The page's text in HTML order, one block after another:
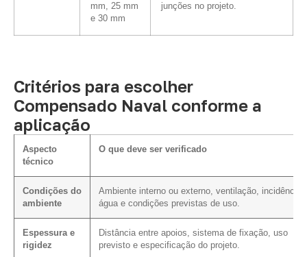
mm, 25 mm
e 30 mm
junções no projeto.
Critérios para escolher
Compensado Naval conforme a
aplicação
Aspecto
técnico
O que deve ser verificado
Condições do
ambiente
Ambiente interno ou externo, ventilação, incidência
água e condições previstas de uso.
Espessura e
rigidez
Distância entre apoios, sistema de fixação, uso
previsto e especificação do projeto.